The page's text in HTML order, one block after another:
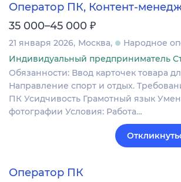
Оператор ПК, Контент-
35 000–45 000 ₽
21 января 2026 Москва
Народное
Индивидуальный предприниматель
Обязанности: Ввод карточек товара
Направление спорт и отдых.
ПК Усидчивость Грамотный язык
фотографии Условия: Работа…
Оператор ПК